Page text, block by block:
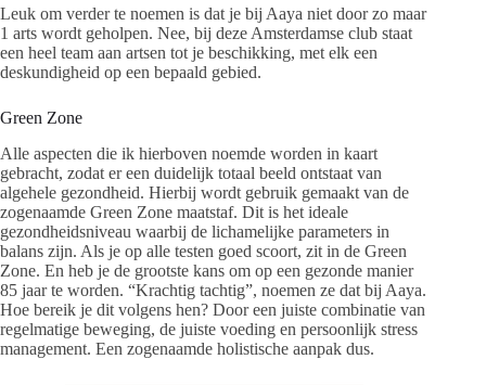
Leuk om verder te noemen is dat je bij Aaya niet door zo maar
1 arts wordt geholpen. Nee, bij deze Amsterdamse club staat
een heel team aan artsen tot je beschikking, met elk een
deskundigheid op een bepaald gebied.
Green Zone
Alle aspecten die ik hierboven noemde worden in kaart
gebracht, zodat er een duidelijk totaal beeld ontstaat van
algehele gezondheid. Hierbij wordt gebruik gemaakt van de
zogenaamde Green Zone maatstaf. Dit is het ideale
gezondheidsniveau waarbij de lichamelijke parameters in
balans zijn. Als je op alle testen goed scoort, zit in de Green
Zone. En heb je de grootste kans om op een gezonde manier
85 jaar te worden. “Krachtig tachtig”, noemen ze dat bij Aaya.
Hoe bereik je dit volgens hen? Door een juiste combinatie van
regelmatige beweging, de juiste voeding en persoonlijk stress
management. Een zogenaamde holistische aanpak dus.